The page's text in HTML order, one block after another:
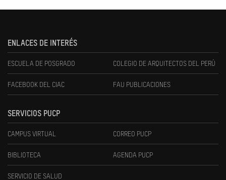
ENLACES DE INTERÉS
ESCUELA DE POSGRADO COLEGIO DE ARQUITECTOS DEL PERÚ
FACEBOOK DEL CIAC FAU PUBLICACIONES
SERVICIOS PUCP
CAMPUS VIRTUAL CORREO PUCP
BIBLIOTECA AGENDA PUCP
SERVICIO DE SALUD